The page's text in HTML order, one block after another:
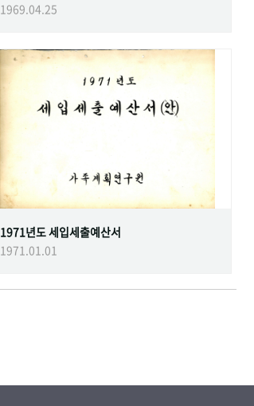
1969.04.25
1971년도 세입세출예산서
1971.01.01